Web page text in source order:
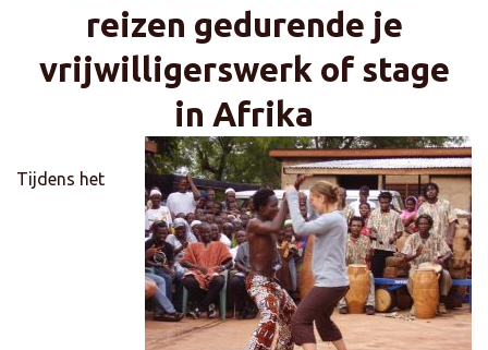
reizen gedurende je
vrijwilligerswerk of stage
in Afrika
Tijdens het